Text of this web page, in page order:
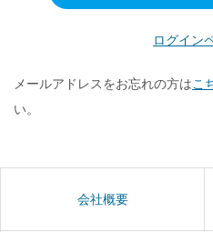
ログイン
メールアドレスをお忘れの方はこ
い。
会社概要